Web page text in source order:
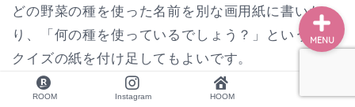
どの野菜の種を使った名前を別な画用紙に書いた
り、「何の種を使っているでしょう？」という野菜
クイズの紙を付け足してもよいです。
ROOM Instagram HOOM
MENU